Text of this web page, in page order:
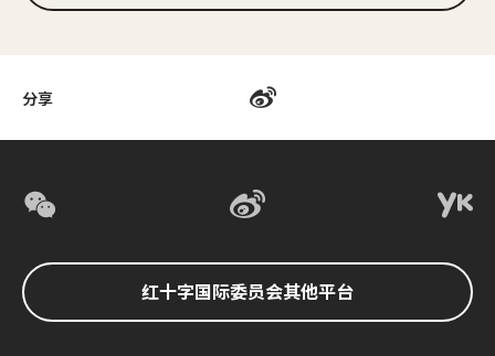
分享
红十字国际委员会其他平台